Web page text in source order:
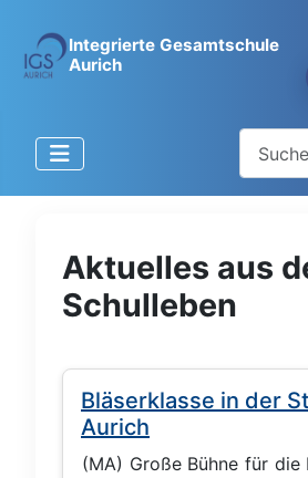
Integrierte Gesamtschule
Aurich
Aktuelles aus
Schulleben
Bläserklasse in der
Aurich
(MA) Große Bühne für die